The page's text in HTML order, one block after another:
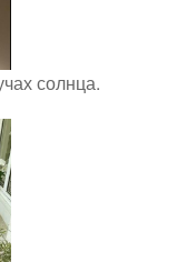
солнца.